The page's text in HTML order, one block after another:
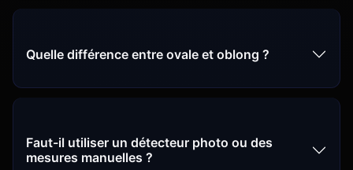
Quelle différence entre ovale et oblong ?
Faut-il utiliser un détecteur photo ou des
mesures manuelles ?